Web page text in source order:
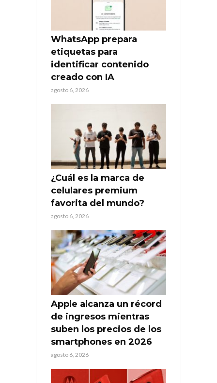
WhatsApp prepara
etiquetas para
identificar contenido
creado con IA
agosto 6, 2026
¿Cuál es la marca de
celulares premium
favorita del mundo?
agosto 6, 2026
Apple alcanza un récord
de ingresos mientras
suben los precios de los
smartphones en 2026
agosto 6, 2026